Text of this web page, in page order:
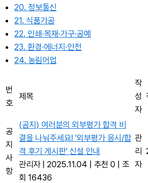
20. 정보통신
21. 식품가공
22. 인쇄·목재·가구·공예
23. 환경·에너지·안전
24. 농림어업
번
호
제목
작
성
자
공
지
사
항
(공지) 여러분의 외부평가 합격 비
결을 나눠주세요! '외부평가 응시/합
격 후기 게시판' 신설 안내
관리자 | 2025.11.04 | 추천 0 | 조
회 16436
관
리
자